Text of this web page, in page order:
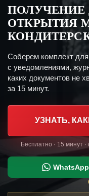
ОТКРЫТИЯ
Соберем комплект для
с уведомлениями,
каких документов не
за 15 минут.
УЗНАТЬ,
Бесплатно · 15 минут
WhatsApp